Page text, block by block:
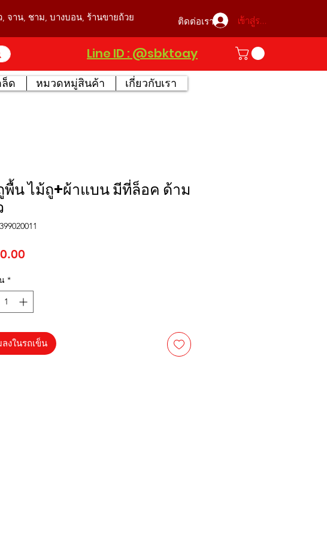
จาน, ชาม, บางบอน, ร้านขายถ้วย
เข้าสู่ระบบ
ติดต่อเรา
Line ID : @sbktoay
ล็ด หมวดหมู่สินค้า เกี่ยวกับเรา
พื้น ไม้ถู+ผ้าแบน มีที่ล็อค ด้าม
*
ลงในรถเข็น